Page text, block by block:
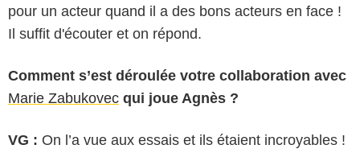
pour un acteur quand il a des bons acteurs en face !
Il suffit d'écouter et on répond.
Comment s’est déroulée votre collaboration avec
Marie Zabukovec qui joue Agnès ?
VG : On l’a vue aux essais et ils étaient incroyables !